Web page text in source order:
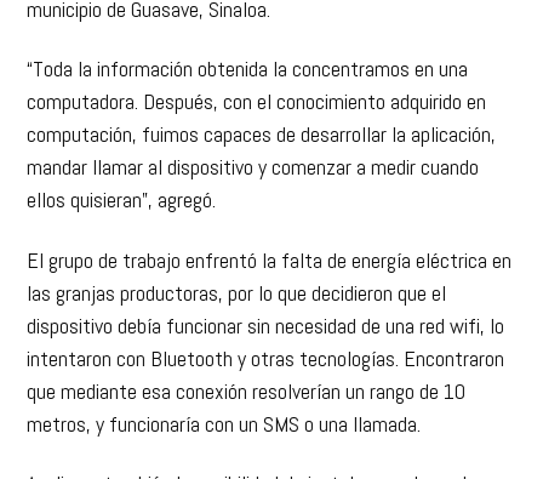
municipio de Guasave, Sinaloa.
“Toda la información obtenida la concentramos en una
computadora. Después, con el conocimiento adquirido en
computación, fuimos capaces de desarrollar la aplicación,
mandar llamar al dispositivo y comenzar a medir cuando
ellos quisieran”, agregó.
El grupo de trabajo enfrentó la falta de energía eléctrica en
las granjas productoras, por lo que decidieron que el
dispositivo debía funcionar sin necesidad de una red wifi, lo
intentaron con Bluetooth y otras tecnologías. Encontraron
que mediante esa conexión resolverían un rango de 10
metros, y funcionaría con un SMS o una llamada.